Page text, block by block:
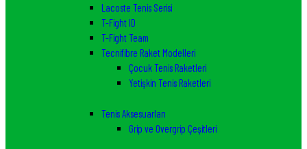
Lacoste Tenis Serisi
T-Fight ID
T-Fight Team
Tecnifibre Raket Modelleri
Çocuk Tenis Raketleri
Yetişkin Tenis Raketleri
Tenis Aksesuarları
Grip ve Overgrip Çeşitleri